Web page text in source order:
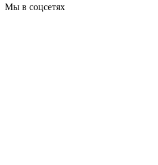
Мы в соцсетях